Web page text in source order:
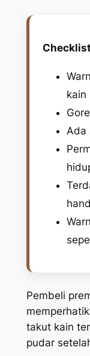
kain
Ada
Pembeli
takut kain
pudar